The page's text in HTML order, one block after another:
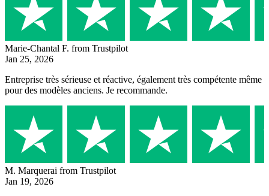
Marie-Chantal F. from Trustpilot
Jan 25, 2026
Entreprise très sérieuse et réactive, également très compétente même
pour des modèles anciens. Je recommande.
M. Marquerai from Trustpilot
Jan 19, 2026